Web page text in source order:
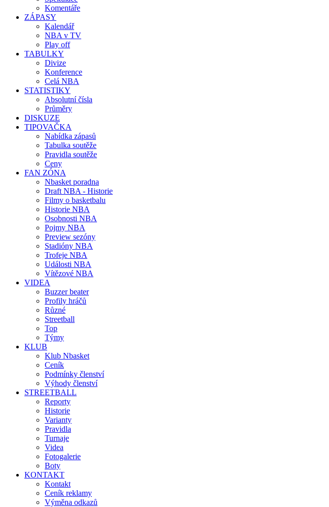
Komentáře
ZÁPASY
Kalendář
NBA v TV
Play off
TABULKY
Divize
Konference
Celá NBA
STATISTIKY
Absolutní čísla
Průměry
DISKUZE
TIPOVAČKA
Nabídka zápasů
Tabulka soutěže
Pravidla soutěže
Ceny
FAN ZÓNA
Nbasket poradna
Draft NBA - Historie
Filmy o basketbalu
Historie NBA
Osobnosti NBA
Pojmy NBA
Preview sezóny
Stadióny NBA
Trofeje NBA
Události NBA
Vítězové NBA
VIDEA
Buzzer beater
Profily hráčů
Různé
Streetball
Top
Týmy
KLUB
Klub Nbasket
Ceník
Podmínky členství
Výhody členství
STREETBALL
Reporty
Historie
Varianty
Pravidla
Turnaje
Videa
Fotogalerie
Boty
KONTAKT
Kontakt
Ceník reklamy
Výměna odkazů